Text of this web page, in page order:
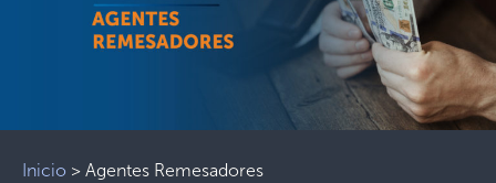
Inicio > Agentes Remesadores